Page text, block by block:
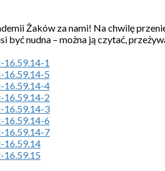
Żaków za nami! Na chwilę
być nudna – można ją czytać,